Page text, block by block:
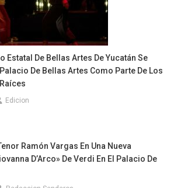
Estatal De Bellas Artes De Yucatán Se
De Bellas Artes Como Parte De Los
Edicion
Ramón Vargas En Una Nueva
D’Arco» De Verdi En El Palacio De